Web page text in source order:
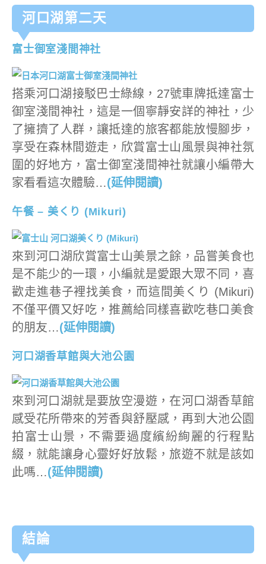
河口湖第二天
富士御室淺間神社
搭乘河口湖接駁巴士綠線，27號車牌抵達富士
御室淺間神社，這是一個寧靜安詳的神社，少
了擁擠了人群，讓抵達的旅客都能放慢腳步，
享受在森林間遊走，欣賞富士山風景與神社氛
圍的好地方，富士御室淺間神社就讓小編帶大
家看看這次體驗…(延伸閱讀)
午餐 – 美くり (Mikuri)
來到河口湖欣賞富士山美景之餘，品嘗美食也
是不能少的一環，小編就是愛跟大眾不同，喜
歡走進巷子裡找美食，而這間美くり (Mikuri)
不僅平價又好吃，推薦給同樣喜歡吃巷口美食
的朋友…(延伸閱讀)
河口湖香草館與大池公園
來到河口湖就是要放空漫遊，在河口湖香草館
感受花所帶來的芳香與舒壓感，再到大池公園
拍富士山景，不需要過度繽紛絢麗的行程點
綴，就能讓身心靈好好放鬆，旅遊不就是該如
此嗎…(延伸閱讀)
結論